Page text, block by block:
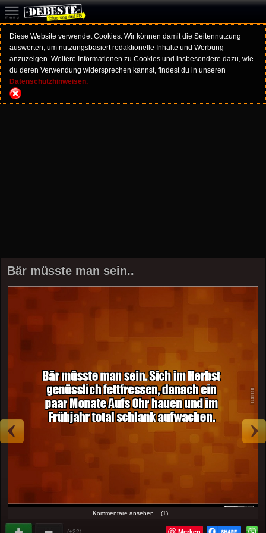
Diese Website verwendet Cookies. Wir können damit die Seitennutzung
auswerten, um nutzungsbasiert redaktionelle Inhalte und Werbung
anzuzeigen. Weitere Informationen zu Cookies und insbesondere dazu, wie
du deren Verwendung widersprechen kannst, findest du in unseren
Datenschutzhinweisen.
Bär müsste man sein..
Kommentare ansehen... (1)
(+22)